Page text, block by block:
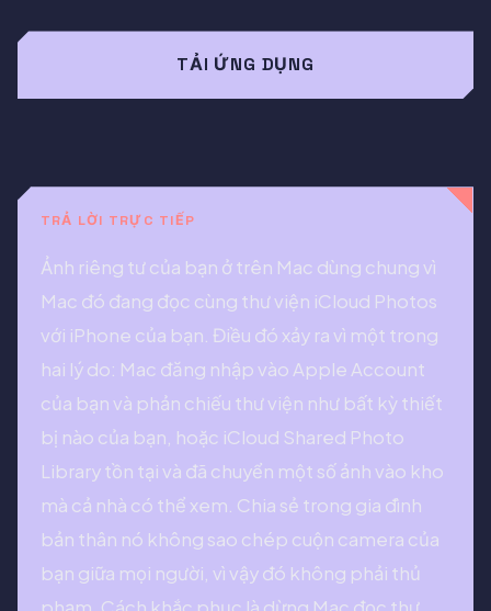
TẢI ỨNG DỤNG
TRẢ LỜI TRỰC TIẾP
Ảnh riêng tư của bạn ở trên Mac dùng chung vì
Mac đó đang đọc cùng thư viện iCloud Photos
với iPhone của bạn. Điều đó xảy ra vì một trong
hai lý do: Mac đăng nhập vào Apple Account
của bạn và phản chiếu thư viện như bất kỳ thiết
bị nào của bạn, hoặc iCloud Shared Photo
Library tồn tại và đã chuyển một số ảnh vào kho
mà cả nhà có thể xem. Chia sẻ trong gia đình
bản thân nó không sao chép cuộn camera của
bạn giữa mọi người, vì vậy đó không phải thủ